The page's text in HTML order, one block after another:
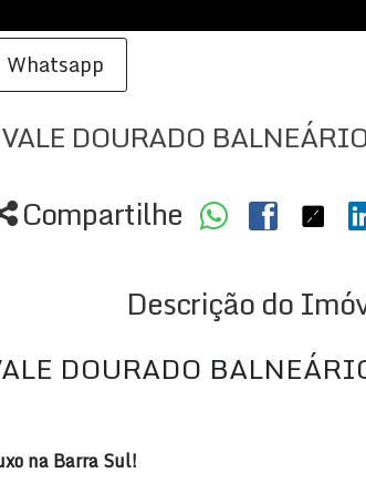
Whatsapp
VALE DOURADO
Compartilhe
Descrição do
DOURADO
na Barra Sul!